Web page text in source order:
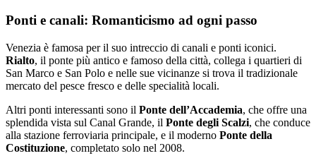
Ponti e canali: Romanticismo ad ogni passo
Venezia è famosa per il suo intreccio di canali e ponti iconici.
Rialto, il ponte più antico e famoso della città, collega i quartieri di
San Marco e San Polo e nelle sue vicinanze si trova il tradizionale
mercato del pesce fresco e delle specialità locali.
Altri ponti interessanti sono il Ponte dell’Accademia, che offre una
splendida vista sul Canal Grande, il Ponte degli Scalzi, che conduce
alla stazione ferroviaria principale, e il moderno Ponte della
Costituzione, completato solo nel 2008.